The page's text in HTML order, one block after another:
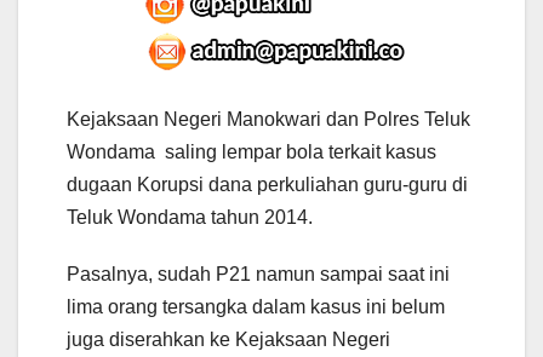
Kejaksaan Negeri Manokwari dan Polres Teluk
Wondama saling lempar bola terkait kasus
dugaan Korupsi dana perkuliahan guru-guru di
Teluk Wondama tahun 2014.
Pasalnya, sudah P21 namun sampai saat ini
lima orang tersangka dalam kasus ini belum
juga diserahkan ke Kejaksaan Negeri